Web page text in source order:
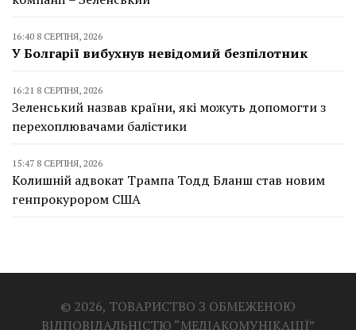
16:40 8 СЕРПНЯ, 2026
У Болгарії вибухнув невідомий безпілотник
16:21 8 СЕРПНЯ, 2026
Зеленський назвав країни, які можуть допомогти з
перехоплювачами балістики
15:47 8 СЕРПНЯ, 2026
Колишній адвокат Трампа Тодд Бланш став новим
генпрокурором США
© 2026, ТОВАРИСТВО З ОБМЕЖЕНОЮ
ВІДПОВІДАЛЬНІСТЮ “МЕДІАКОМУНІКАЦІЇ”